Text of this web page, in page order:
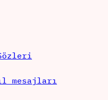
mesajları